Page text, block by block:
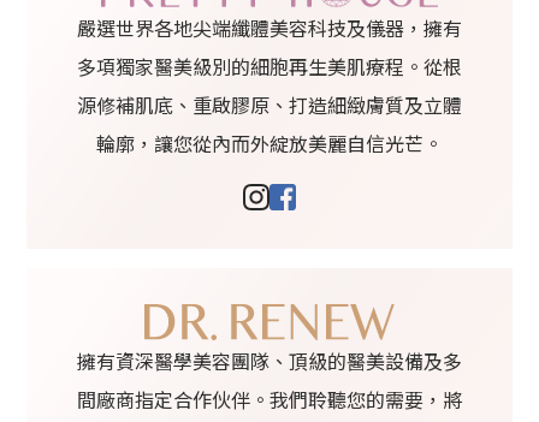
嚴選世界各地尖端纖體美容科技及儀器，擁有
多項獨家醫美級別的細胞再生美肌療程。從根
源修補肌底、重啟膠原、打造細緻膚質及立體
輪廓，讓您從內而外綻放美麗自信光芒。
擁有資深醫學美容團隊、頂級的醫美設備及多
間廠商指定合作伙伴。我們聆聽您的需要，將